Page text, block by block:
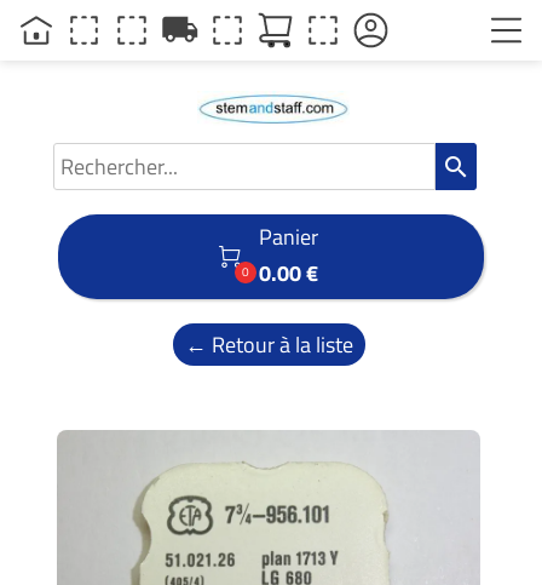
search

0
Panier
0.00 €
← Retour à la liste
local_shipping